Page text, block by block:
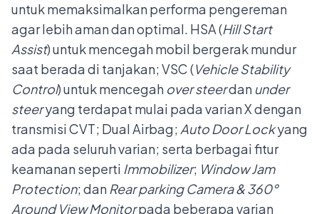
untuk memaksimalkan performa pengereman
agar lebih aman dan optimal. HSA (Hill Start
Assist) untuk mencegah mobil bergerak mundur
saat berada di tanjakan; VSC (Vehicle Stability
Control) untuk mencegah over steerdan under
steeryang terdapat mulai pada varian X dengan
transmisi CVT; Dual Airbag; Auto Door Lockyang
ada pada seluruh varian; serta berbagai fitur
keamanan seperti Immobilizer; Window Jam
Protection; dan Rear parking Camera & 360°
Around View Monitorpada beberapa varian